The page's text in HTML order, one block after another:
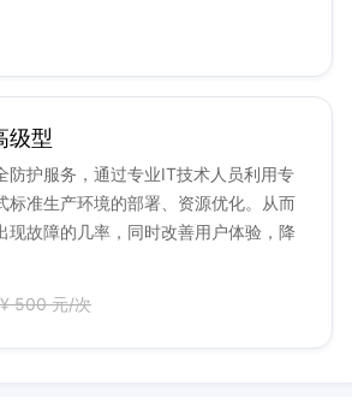
级型
防护服务，通过专业IT技术人员利用专
标准生产环境的部署、资源优化。从而
现故障的几率，同时改善用户体验，降
¥ 500 元/次